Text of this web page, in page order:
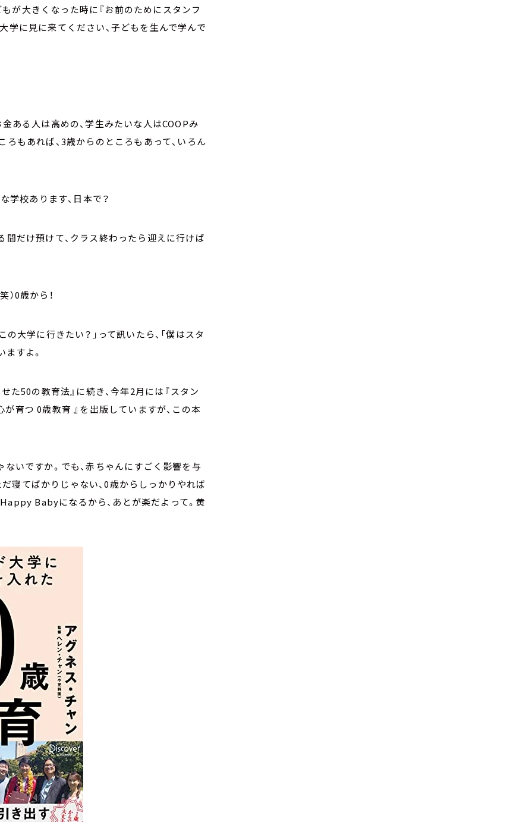
が大きくなった時に『お前のためにスタンフ
学に見に来てください、子どもを生んで学んで
ある人は高めの、学生みたいな人はCOOPみ
もあれば、3歳からのところもあって、いろん
学校あります、日本で？
間だけ預けて、クラス終わったら迎えに行けば
0歳から！
大学に行きたい？」って訊いたら、「僕はスタ
すよ。
た50の教育法』に続き、今年2月には『スタン
育つ 0歳教育 』を出版していますが、この本
ないですか。でも、赤ちゃんにすごく影響を与
寝てばかりじゃない、0歳からしっかりやれば
Babyになるから、あとが楽だよって。黄